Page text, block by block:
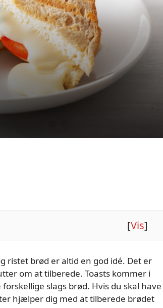
[Vis]
ristet brød er altid en god idé. Det er
om at tilberede. Toasts kommer i
slags brød. Hvis du skal have
hjælper dig med at tilberede brødet